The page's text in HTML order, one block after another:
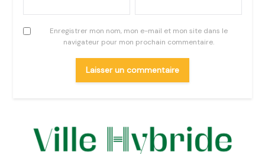
Enregistrer mon nom, mon e-mail et mon site dans le
navigateur pour mon prochain commentaire.